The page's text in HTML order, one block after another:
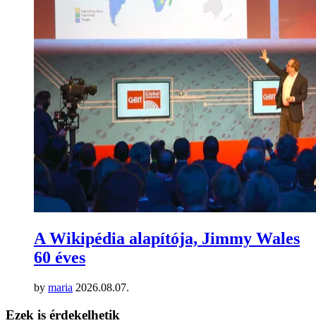
A Wikipédia alapítója, Jimmy Wales
60 éves
by maria 2026.08.07.
Ezek is érdekelhetik